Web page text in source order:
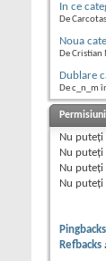
In ce
De
Noua
De
Dublare
De c_n_m
Nu puteţi
Nu puteţi
Nu puteţi
Nu puteţi
Pingbacks
Refbacks